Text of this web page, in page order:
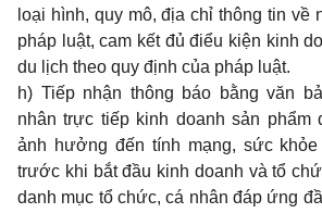
loại hình, quy mô, địa chỉ thông tin về
pháp luật, cam kết đủ điểu kiện kinh
du lịch theo quy định của pháp luật.
h) Tiếp nhận thông báo bằng văn
nhân trực tiếp kinh doanh sản phẩm
ảnh hưởng đến tính mạng, sức
trước khi bắt đầu kinh doanh và tổ
danh mục tổ chức, cá nhân đáp ứng